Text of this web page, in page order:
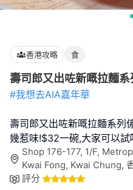
香港攻略 食
壽司郎又出咗新嘅拉麵
#我想去AIA嘉年華
壽司郎又出咗新嘅拉麵系列
幾惹味!$32一碗,大家可以試
Shop 176-177, 1/F,
Kwai Fong, Kwai Chung,
評分